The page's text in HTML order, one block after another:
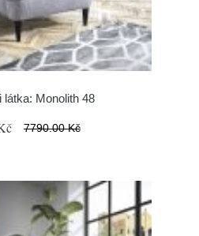
látka: Monolith 48
7790.00 Kč